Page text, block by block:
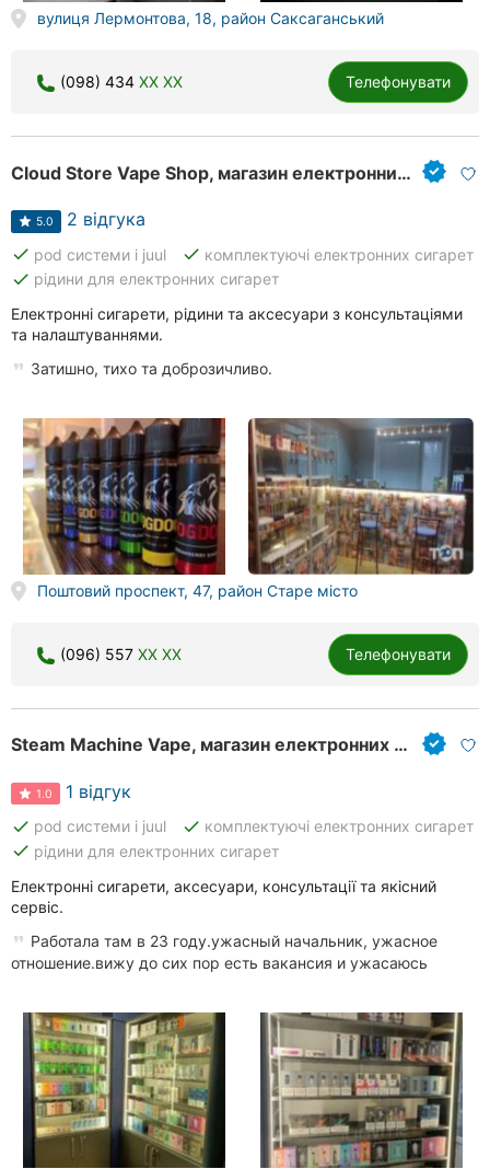
вулиця Лермонтова, 18, район Саксаганський
(098) 434 XX XX Телефонувати
Cloud Store Vape Shop, магазин електронних сигарет та аксесуарів до них
5.0 2 відгука
done pod системи і juul done комплектуючі електронних сигарет
done рідини для електронних сигарет
Електронні сигарети, рідини та аксесуари з консультаціями
та налаштуваннями.
Затишно, тихо та доброзичливо.
Поштовий проспект, 47, район Старе місто
(096) 557 XX XX Телефонувати
Steam Machine Vape, магазин електронних сигарет
1.0 1 відгук
done pod системи і juul done комплектуючі електронних сигарет
done рідини для електронних сигарет
Електронні сигарети, аксесуари, консультації та якісний
сервіс.
Работала там в 23 году.ужасный начальник, ужасное
отношение.вижу до сих пор есть вакансия и ужасаюсь